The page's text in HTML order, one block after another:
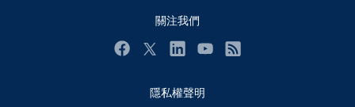
關注我們
校園 - 教育者
活動
產業
隱私權聲明